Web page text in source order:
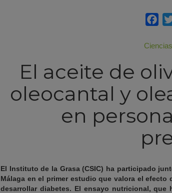
El aceite de
oleocantal y
en
El Instituto de la Grasa (CSIC) ha participado
Málaga en el primer estudio que valora el
desarrollar diabetes. El ensayo nutricional,